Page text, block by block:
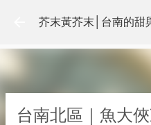
跳至
台南北區｜魚大